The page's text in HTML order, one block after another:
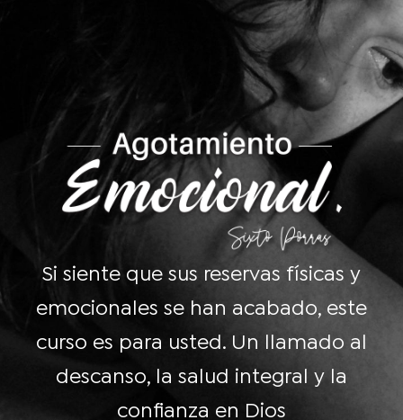
Si siente que sus reservas físicas y
emocionales se han acabado, este
curso es para usted. Un llamado al
descanso, la salud integral y la
confianza en Dios